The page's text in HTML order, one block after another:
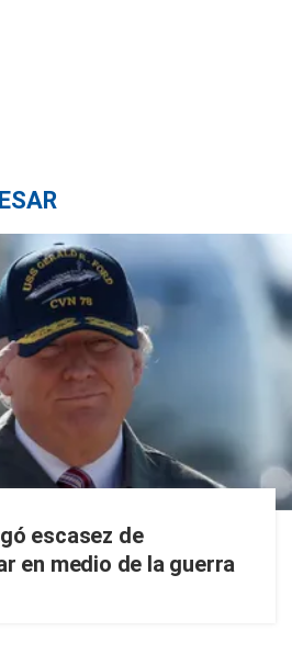
escasez de
en medio de la guerra